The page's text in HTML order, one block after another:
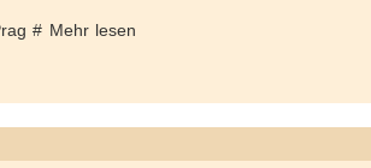
# Mehr lesen